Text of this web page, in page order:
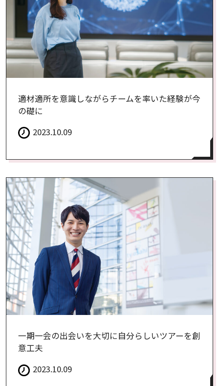
適材適所を意識しながらチームを率いた経験が今
の礎に
2023.10.09
一期一会の出会いを大切に自分らしいツアーを創
意工夫
2023.10.09